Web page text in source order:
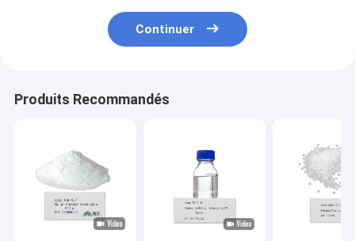
Continuer
Produits Recommandés